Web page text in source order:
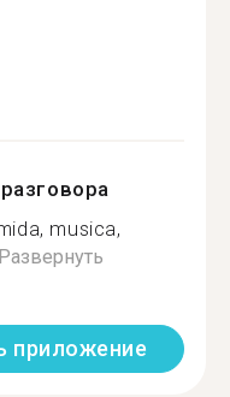
musica,
Развернуть
приложение